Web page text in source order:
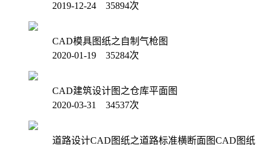
2019-12-24 35894次
CAD模具图纸之自制气枪图
2020-01-19 35284次
CAD建筑设计图之仓库平面图
2020-03-31 34537次
道路设计CAD图纸之道路标准横断面图CAD图纸